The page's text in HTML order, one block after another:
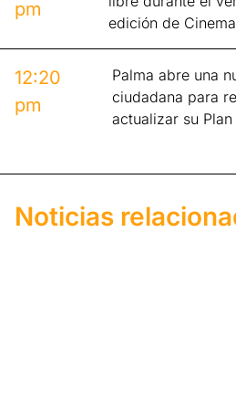
pm
edición de
12:20
pm
Palma abre una
ciudadana para
actualizar su
Noticias